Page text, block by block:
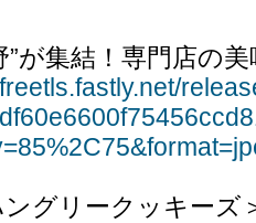
”が集結！専門店の
ングリークッキーズ